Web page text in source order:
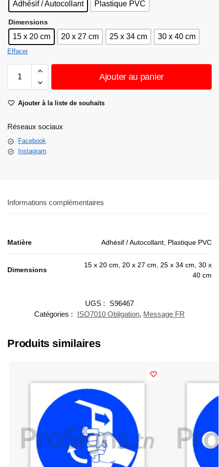
Adhésif / Autocollant Plastique PVC
Dimensions
15 x 20 cm 20 x 27 cm 25 x 34 cm 30 x 40 cm
Effacer
Ajouter au panier
Ajouter à la liste de souhaits
Réseaux sociaux
Facebook
Instagram
Informations complémentaires
Matière Adhésif / Autocollant, Plastique PVC
Dimensions
15 x 20 cm, 20 x 27 cm, 25 x 34 cm, 30 x
40 cm
UGS :
S96467
Catégories :
ISO7010 Obligation, Message FR
Produits similaires